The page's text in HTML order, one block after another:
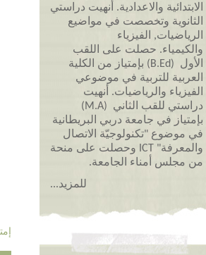
الابتدائية والاعدادية. أنهيت دراستي
الثانوية وتخصصت في مواضيع
الرياضيات, الفيزياء
والكيمياء. حصلت على اللقب
الأول (B.Ed) بإمتياز من الكلية
العربية للتربية في موضوعي
الفيزياء والرياضيات. أنهيت
دراستي للقب الثاني (M.A)
بإمتياز في جامعة دربي البريطانية
في موضوع "تكنولوجيّة الاتصال
والمعرفة" ICT وحصلت على منحة
من مجلس أمناء الجامعة.
للمزيد...